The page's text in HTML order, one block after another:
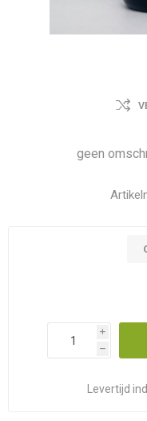
geen
i
h
Levertijd